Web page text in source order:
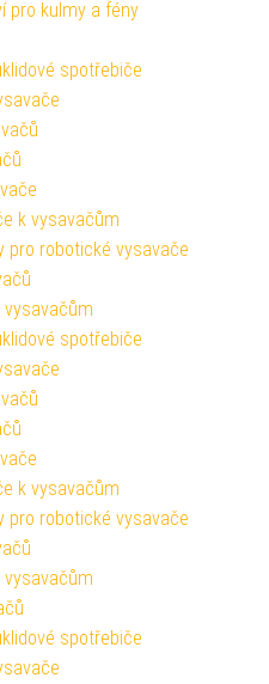
pro kulmy a fény
spotřebiče
k vysavačům
pro robotické vysavače
spotřebiče
k vysavačům
pro robotické vysavače
spotřebiče